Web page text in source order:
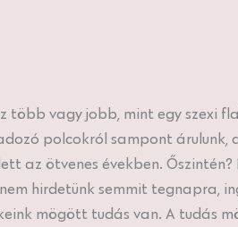
vagy jobb, mint egy szexi
polcokról sampont árulunk,
az ötvenes években.
hirdetünk semmit tegnapra,
mögött tudás van. A